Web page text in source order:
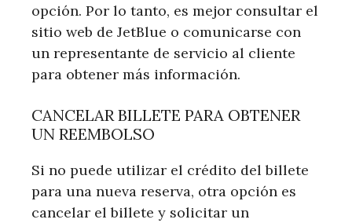
opción. Por lo tanto, es mejor consultar el
sitio web de JetBlue o comunicarse con
un representante de servicio al cliente
para obtener más información.
CANCELAR BILLETE PARA OBTENER
UN REEMBOLSO
Si no puede utilizar el crédito del billete
para una nueva reserva, otra opción es
cancelar el billete y solicitar un